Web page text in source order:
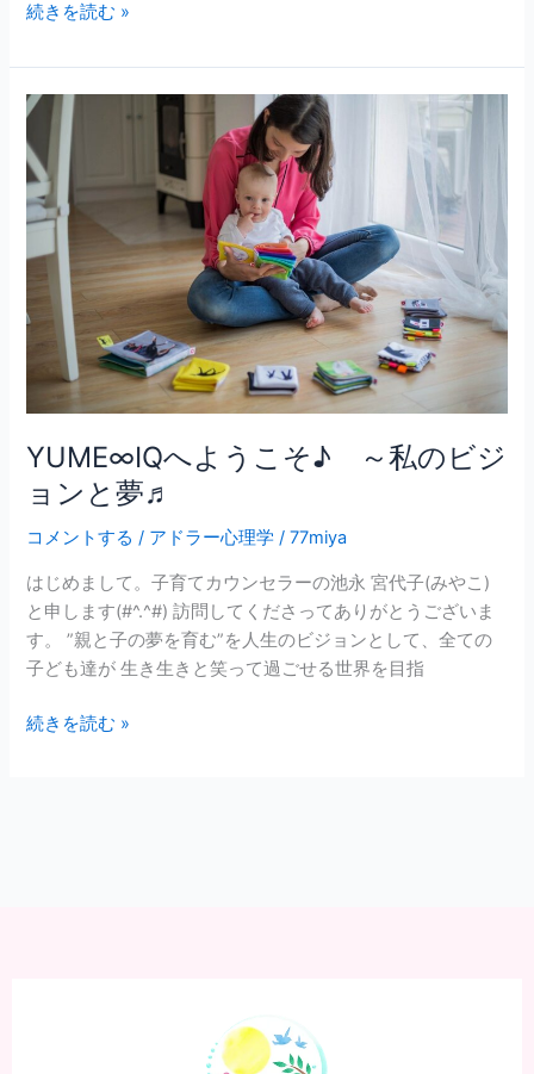
続きを読む »
YUME∞IQへようこそ♪ ～私のビジ
ョンと夢♬
コメントする / アドラー心理学 /77miya
はじめまして。子育てカウンセラーの池永 宮代子(みやこ)
と申します(#^.^#) 訪問してくださってありがとうございま
す。 ”親と子の夢を育む”を人生のビジョンとして、全ての
子ども達が 生き生きと笑って過ごせる世界を目指
YUME∞IQ
へ
よ
う
こ
そ
♪
～
ョ
と
夢
続きを読む »